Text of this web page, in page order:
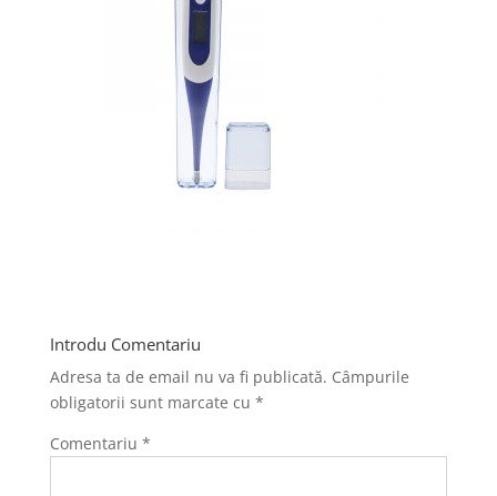
Introdu Comentariu
Adresa ta de email nu va fi publicată. Câmpurile
obligatorii sunt marcate cu *
Comentariu *